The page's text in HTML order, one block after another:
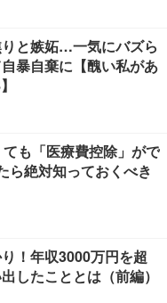
と嫉妬…一気にバズら
暴自棄に【醜い私があ
も「医療費控除」がで
ら絶対知っておくべき
！年収3000万円を超
したこととは（前編）